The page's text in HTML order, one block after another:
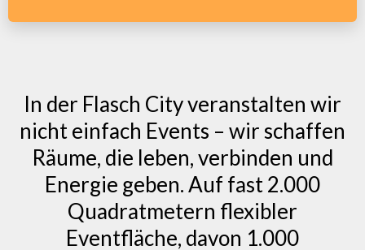
In der Flasch City veranstalten wir
nicht einfach Events – wir schaffen
Räume, die leben, verbinden und
Energie geben. Auf fast 2.000
Quadratmetern flexibler
Eventfläche, davon 1.000